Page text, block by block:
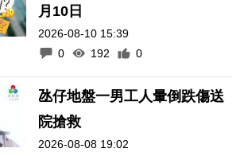
月10日
2026-08-10 15:39
0
192 0
氹仔地盤一男工人暈倒跌傷送
院搶救
2026-08-08 19:02